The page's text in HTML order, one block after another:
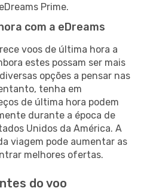
Prime.
com a eDreams
voos de última hora a
estes possam ser mais
opções a pensar nas
tenha em
de última hora podem
durante a época de
Unidos da América. A
viagem pode aumentar as
melhores ofertas.
do voo